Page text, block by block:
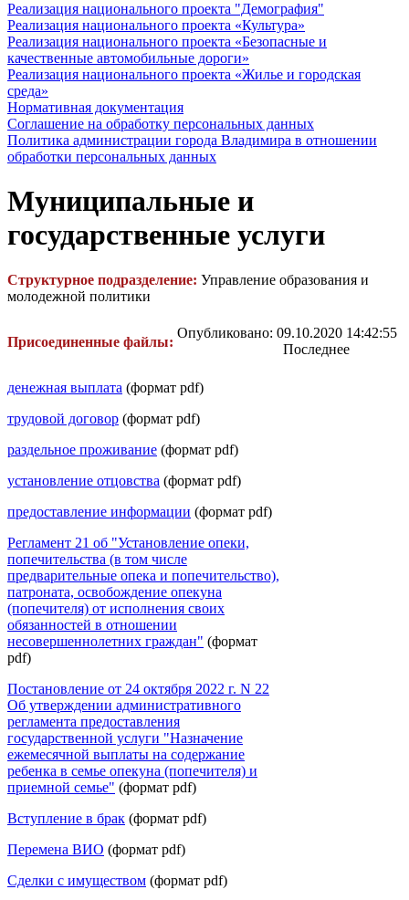
Реализация национального проекта "Демография"
Реализация национального проекта «Культура»
Реализация национального проекта «Безопасные и
качественные автомобильные дороги»
Реализация национального проекта «Жилье и городская
среда»
Нормативная документация
Соглашение на обработку персональных данных
Политика администрации города Владимира в отношении
обработки персональных данных
Муниципальные и
государственные услуги
Структурное подразделение: Управление образования и
молодежной политики
Присоединенные файлы:
денежная выплата (формат pdf)
трудовой договор (формат pdf)
раздельное проживание (формат pdf)
установление отцовства (формат pdf)
предоставление информации (формат pdf)
Регламент 21 об "Установление опеки,
попечительства (в том числе
предварительные опека и попечительство),
патроната, освобождение опекуна
(попечителя) от исполнения своих
обязанностей в отношении
несовершеннолетних граждан" (формат
pdf)
Постановление от 24 октября 2022 г. N 22
Об утверждении административного
регламента предоставления
государственной услуги "Назначение
ежемесячной выплаты на содержание
ребенка в семье опекуна (попечителя) и
приемной семье" (формат pdf)
Вступление в брак (формат pdf)
Перемена ВИО (формат pdf)
Сделки с имуществом (формат pdf)
Опубликовано: 09.10.2020 14:42:55
Последнее